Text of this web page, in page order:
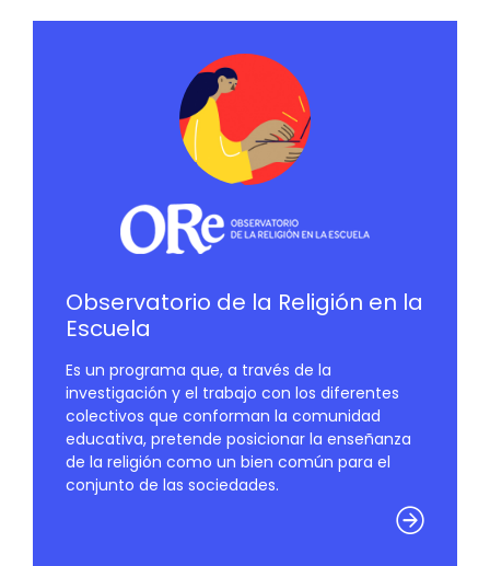
Observatorio de la Religión en la
Escuela
Es un programa que, a través de la
investigación y el trabajo con los diferentes
colectivos que conforman la comunidad
educativa, pretende posicionar la enseñanza
de la religión como un bien común para el
conjunto de las sociedades.